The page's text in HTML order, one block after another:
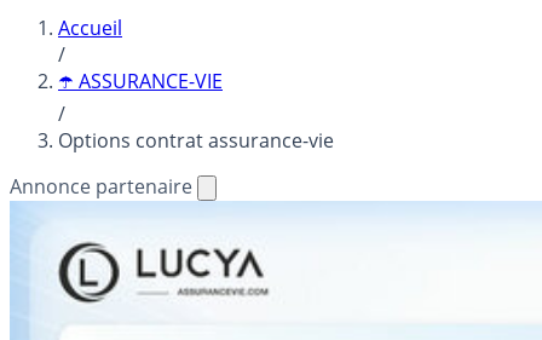
Accueil
/
☂️ ASSURANCE-VIE
/
Options contrat assurance-vie
Annonce partenaire